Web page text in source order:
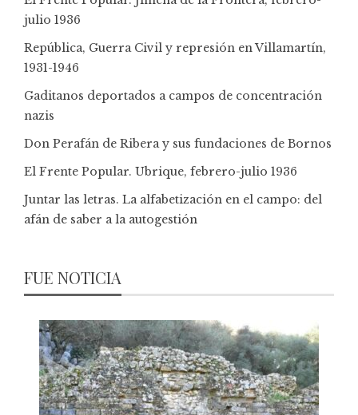
julio 1936
República, Guerra Civil y represión en Villamartín,
1931-1946
Gaditanos deportados a campos de concentración
nazis
Don Perafán de Ribera y sus fundaciones de Bornos
El Frente Popular. Ubrique, febrero-julio 1936
Juntar las letras. La alfabetización en el campo: del
afán de saber a la autogestión
FUE NOTICIA